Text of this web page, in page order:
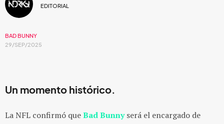
EDITORIAL
BAD BUNNY
29/SEP/2025
Un momento histórico.
La NFL confirmó queBad Bunnyserá el encargado de